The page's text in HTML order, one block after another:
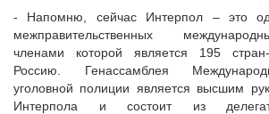
- Напомню, сейчас Интерпол – это
межправительственных
членами которой является 195 стран-
Россию. Генассамблея
уголовной полиции является высшим
Интерпола и состоит из